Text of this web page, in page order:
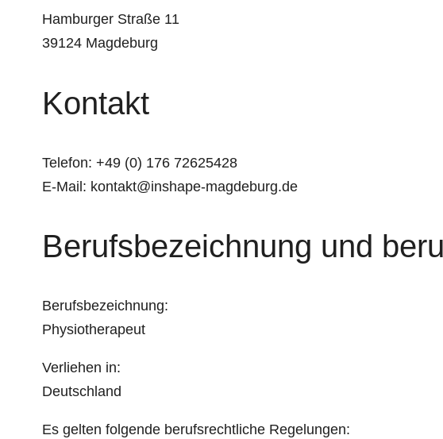
Hamburger Straße 11
39124 Magdeburg
Kontakt
Telefon: +49 (0) 176 72625428
E-Mail: kontakt@inshape-magdeburg.de
Berufsbezeichnung und
Berufsbezeichnung:
Physiotherapeut
Verliehen in:
Deutschland
Es gelten folgende berufsrechtliche Regelungen: